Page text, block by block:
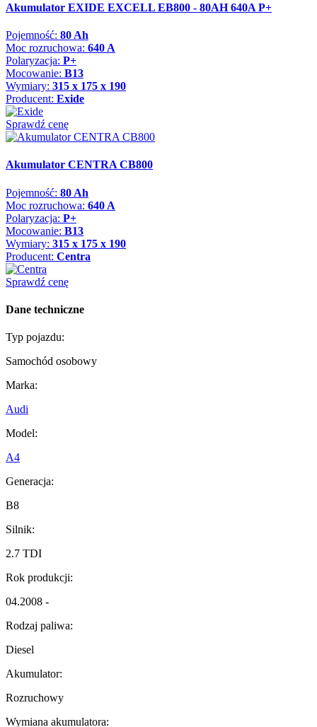
Akumulator EXIDE EXCELL EB800 - 80AH 640A P+
Pojemność: 80 Ah
Moc rozruchowa: 640 A
Polaryzacja: P+
Mocowanie: B13
Wymiary: 315 x 175 x 190
Producent: Exide
Sprawdź cenę
Akumulator CENTRA CB800
Pojemność: 80 Ah
Moc rozruchowa: 640 A
Polaryzacja: P+
Mocowanie: B13
Wymiary: 315 x 175 x 190
Producent: Centra
Sprawdź cenę
Dane techniczne
Typ pojazdu:
Samochód osobowy
Marka:
Audi
Model:
A4
Generacja:
B8
Silnik:
2.7 TDI
Rok produkcji:
04.2008 -
Rodzaj paliwa:
Diesel
Akumulator:
Rozruchowy
Wymiana akumulatora: